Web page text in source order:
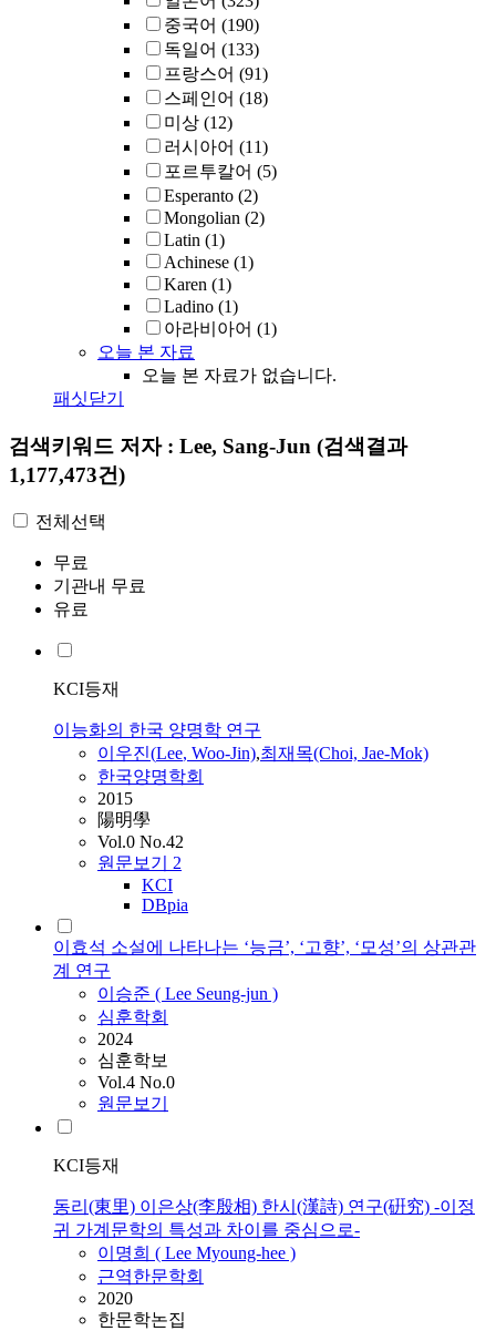
중국어 (190)
독일어 (133)
프랑스어 (91)
스페인어 (18)
미상 (12)
러시아어 (11)
포르투칼어 (5)
Esperanto (2)
Mongolian (2)
Latin (1)
Achinese (1)
Karen (1)
Ladino (1)
아라비아어 (1)
오늘 본 자료
오늘 본 자료가 없습니다.
패싯닫기
검색키워드 저자 : Lee, Sang-Jun (검색결과
1,177,473건)
전체선택
무료
기관내 무료
유료
KCI등재
이능화의 한국 양명학 연구
이우진(Lee, Woo-Jin),최재목(Choi, Jae-Mok)
한국양명학회
2015
陽明學
Vol.0 No.42
원문보기 2
KCI
DBpia
이효석 소설에 나타나는 ‘능금’, ‘고향’, ‘모성’의 상관관
계 연구
이승준 ( Lee Seung-jun )
심훈학회
2024
심훈학보
Vol.4 No.0
원문보기
KCI등재
동리(東里) 이은상(李殷相) 한시(漢詩) 연구(硏究) -이정
귀 가계문학의 특성과 차이를 중심으로-
이명희 ( Lee Myoung-hee )
근역한문학회
2020
한문학논집